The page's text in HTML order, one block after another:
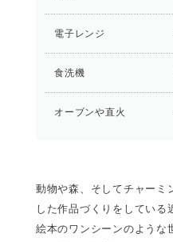
電子レンジ
食洗機
オーブンや直火
動物や森、そしてチャーミ
した作品づくりをしている
絵本のワンシーンのような